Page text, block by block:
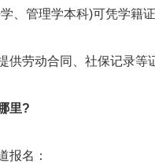
管理学本科)可凭学籍
劳动合同、社保记录等
里?
名：